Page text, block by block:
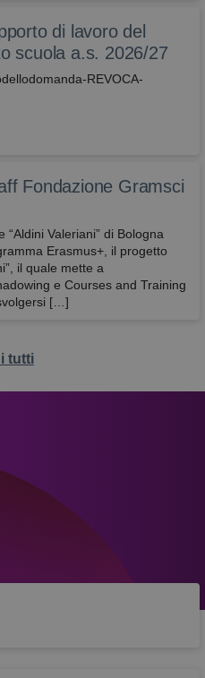
di lavoro del
scuola a.s. 2026/27
REVOCA-
Fondazione Gramsci
“Aldini Valeriani” di Bologna
Erasmus+, il progetto
il quale mette a
e Courses and Training
[…]
tutti
avbo.edu.it
1
settimana
l'utente ha
abilitato la
abilitati